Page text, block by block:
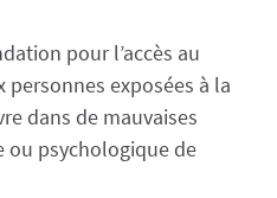
pour l’accès au
personnes exposées à la
dans de mauvaises
ou psychologique de